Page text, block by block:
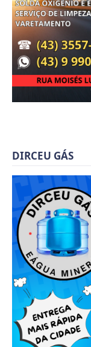
DIRCEU GÁS